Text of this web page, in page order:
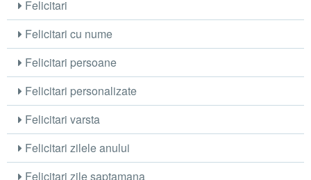
Felicitari
Felicitari cu nume
Felicitari persoane
Felicitari personalizate
Felicitari varsta
Felicitari zilele anului
Felicitari zile saptamana